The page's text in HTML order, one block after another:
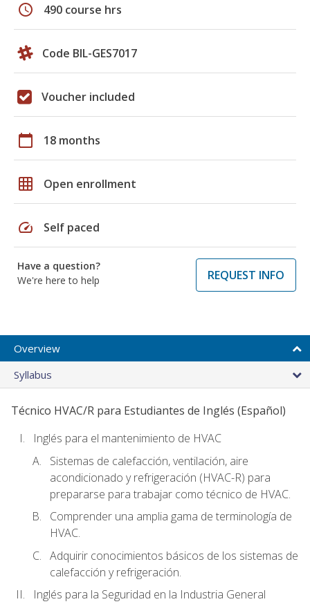
schedule 490 course hrs
Code BIL-GES7017
Voucher included
calendar_today 18 months
grid_on Open enrollment
speed Self paced
Have a question?
We're here to help
REQUEST INFO
Overview
Syllabus
Técnico HVAC/R para Estudiantes de Inglés (Español)
Inglés para el mantenimiento de HVAC
Sistemas de calefacción, ventilación, aire
acondicionado y refrigeración (HVAC-R) para
prepararse para trabajar como técnico de HVAC.
Comprender una amplia gama de terminología de
HVAC.
Adquirir conocimientos básicos de los sistemas de
calefacción y refrigeración.
Inglés para la Seguridad en la Industria General